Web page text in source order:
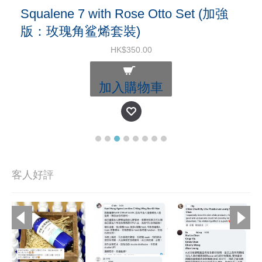
Squalene 7 with Rose Otto Set (加強
版：玫瑰角鲨烯套裝)
HK$350.00
加入購物車
客人好評